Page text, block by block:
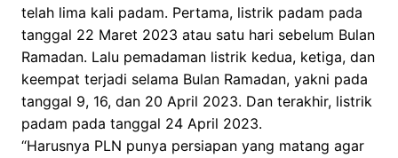
telah lima kali padam. Pertama, listrik padam pada
tanggal 22 Maret 2023 atau satu hari sebelum Bulan
Ramadan. Lalu pemadaman listrik kedua, ketiga, dan
keempat terjadi selama Bulan Ramadan, yakni pada
tanggal 9, 16, dan 20 April 2023. Dan terakhir, listrik
padam pada tanggal 24 April 2023.
“Harusnya PLN punya persiapan yang matang agar